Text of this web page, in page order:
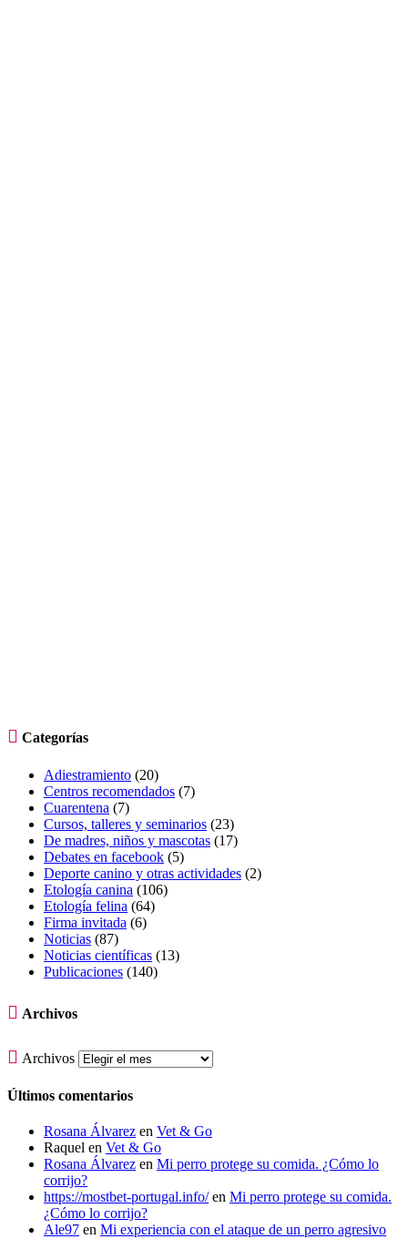
 Categorías
Adiestramiento (20)
Centros recomendados (7)
Cuarentena (7)
Cursos, talleres y seminarios (23)
De madres, niños y mascotas (17)
Debates en facebook (5)
Deporte canino y otras actividades (2)
Etología canina (106)
Etología felina (64)
Firma invitada (6)
Noticias (87)
Noticias científicas (13)
Publicaciones (140)
 Archivos
 Archivos
Últimos comentarios
Rosana Álvarez en Vet & Go
Raquel en Vet & Go
Rosana Álvarez en Mi perro protege su comida. ¿Cómo lo
corrijo?
https://mostbet-portugal.info/en Mi perro protege su comida.
¿Cómo lo corrijo?
Ale97 en Mi experiencia con el ataque de un perro agresivo